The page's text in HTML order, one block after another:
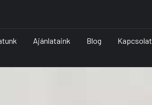
Ajánlataink Blog Kapcsolat